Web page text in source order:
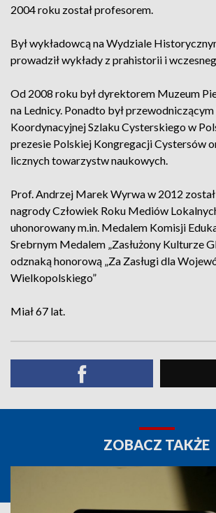
2004 roku został profesorem.
Był wykładowcą na Wydziale
prowadził wykłady z prahistorii i
Od 2008 roku był dyrektorem Muzeum
na Lednicy. Ponadto był przewodniczącym
Koordynacyjnej Szlaku Cysterskiego w
prezesie Polskiej Kongregacji Cystersów
licznych towarzystw naukowych.
Prof. Andrzej Marek Wyrwa w 2012
nagrody Człowiek Roku Mediów
uhonorowany m.in. Medalem Komisji
Srebrnym Medalem „Zasłużony Kulturze
odznaką honorową „Za Zasługi dla
Wielkopolskiego”
Miał 67 lat.
ZOBACZ TAKŻE